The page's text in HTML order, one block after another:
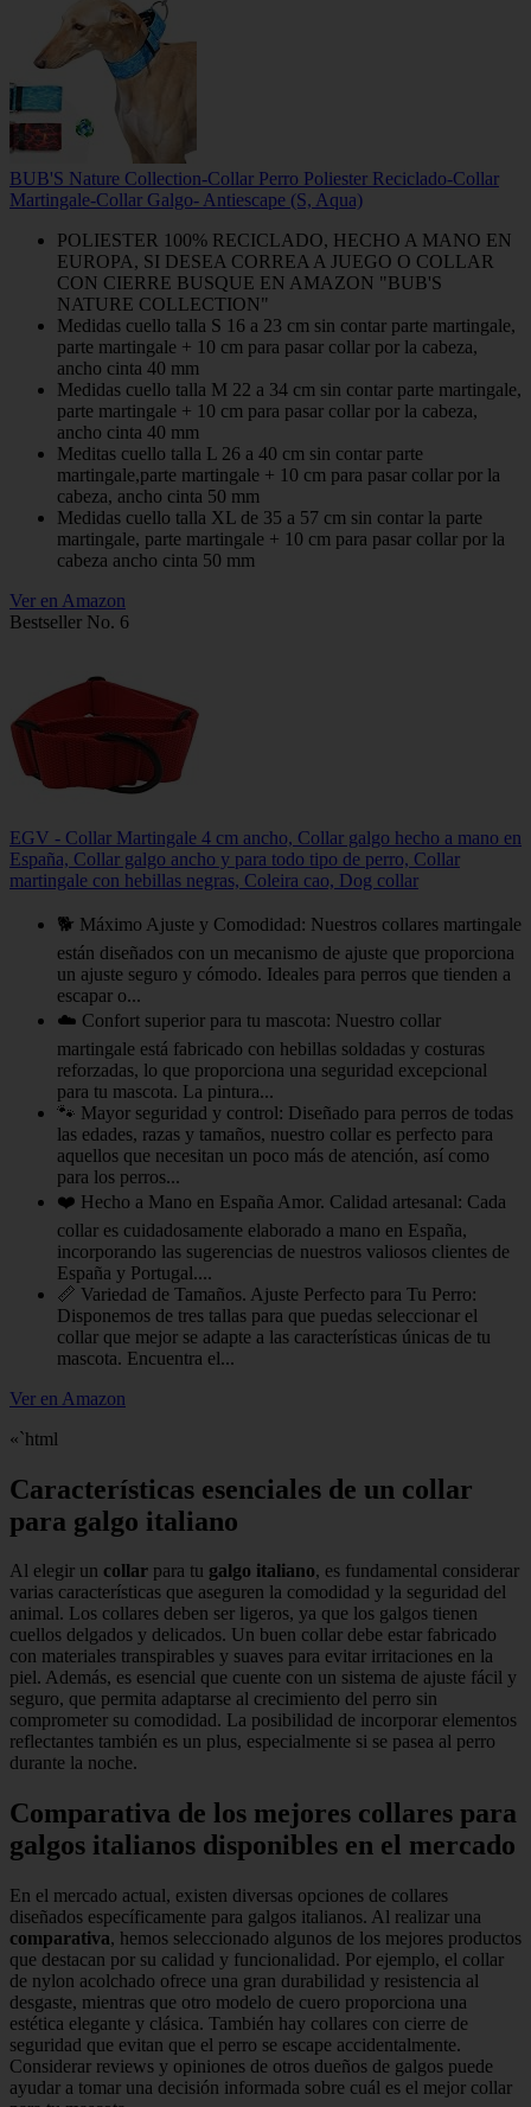
BUB'S Nature Collection-Collar Perro Poliester Reciclado-Collar
Martingale-Collar Galgo- Antiescape (S, Aqua)
POLIESTER 100% RECICLADO, HECHO A MANO EN
EUROPA, SI DESEA CORREA A JUEGO O COLLAR
CON CIERRE BUSQUE EN AMAZON "BUB'S
NATURE COLLECTION"
Medidas cuello talla S 16 a 23 cm sin contar parte martingale,
parte martingale + 10 cm para pasar collar por la cabeza,
ancho cinta 40 mm
Medidas cuello talla M 22 a 34 cm sin contar parte martingale,
parte martingale + 10 cm para pasar collar por la cabeza,
ancho cinta 40 mm
Meditas cuello talla L 26 a 40 cm sin contar parte
martingale,parte martingale + 10 cm para pasar collar por la
cabeza, ancho cinta 50 mm
Medidas cuello talla XL de 35 a 57 cm sin contar la parte
martingale, parte martingale + 10 cm para pasar collar por la
cabeza ancho cinta 50 mm
Ver en Amazon
Bestseller No. 6
EGV - Collar Martingale 4 cm ancho, Collar galgo hecho a mano en
España, Collar galgo ancho y para todo tipo de perro, Collar
martingale con hebillas negras, Coleira cao, Dog collar
🐕 Máximo Ajuste y Comodidad: Nuestros collares martingale
están diseñados con un mecanismo de ajuste que proporciona
un ajuste seguro y cómodo. Ideales para perros que tienden a
escapar o...
☁️ Confort superior para tu mascota: Nuestro collar
martingale está fabricado con hebillas soldadas y costuras
reforzadas, lo que proporciona una seguridad excepcional
para tu mascota. La pintura...
🐾 Mayor seguridad y control: Diseñado para perros de todas
las edades, razas y tamaños, nuestro collar es perfecto para
aquellos que necesitan un poco más de atención, así como
para los perros...
❤️ Hecho a Mano en España Amor. Calidad artesanal: Cada
collar es cuidadosamente elaborado a mano en España,
incorporando las sugerencias de nuestros valiosos clientes de
España y Portugal....
📏 Variedad de Tamaños. Ajuste Perfecto para Tu Perro:
Disponemos de tres tallas para que puedas seleccionar el
collar que mejor se adapte a las características únicas de tu
mascota. Encuentra el...
Ver en Amazon
«`html
Características esenciales de un collar
para galgo italiano
Al elegir un collar para tu galgo italiano, es fundamental considerar
varias características que aseguren la comodidad y la seguridad del
animal. Los collares deben ser ligeros, ya que los galgos tienen
cuellos delgados y delicados. Un buen collar debe estar fabricado
con materiales transpirables y suaves para evitar irritaciones en la
piel. Además, es esencial que cuente con un sistema de ajuste fácil y
seguro, que permita adaptarse al crecimiento del perro sin
comprometer su comodidad. La posibilidad de incorporar elementos
reflectantes también es un plus, especialmente si se pasea al perro
durante la noche.
Comparativa de los mejores collares para
galgos italianos disponibles en el mercado
En el mercado actual, existen diversas opciones de collares
diseñados específicamente para galgos italianos. Al realizar una
comparativa, hemos seleccionado algunos de los mejores productos
que destacan por su calidad y funcionalidad. Por ejemplo, el collar
de nylon acolchado ofrece una gran durabilidad y resistencia al
desgaste, mientras que otro modelo de cuero proporciona una
estética elegante y clásica. También hay collares con cierre de
seguridad que evitan que el perro se escape accidentalmente.
Considerar reviews y opiniones de otros dueños de galgos puede
ayudar a tomar una decisión informada sobre cuál es el mejor collar